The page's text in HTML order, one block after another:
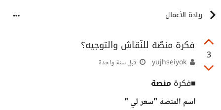
ريادة الأعمال
3
فكرة منصّة للنّقاش والتوجيه؟
قبل سنة واحدة
■فكرةمنصة
اسم المنصة "سعر لي "